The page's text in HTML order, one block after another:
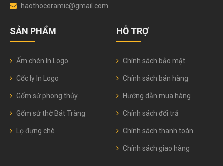
haothoceramic@gmail.com
SẢN PHẨM
Ấm chén In Logo
Cốc ly In Logo
Gốm sứ phong thủy
Gốm sứ thờ Bát Tràng
Lọ đựng chè
HỖ TRỢ
Chính sách bảo mật
Chính sách bán hàng
Hướng dẫn mua hàng
Chính sách đổi trả
Chính sách thanh toán
Chính sách giao hàng